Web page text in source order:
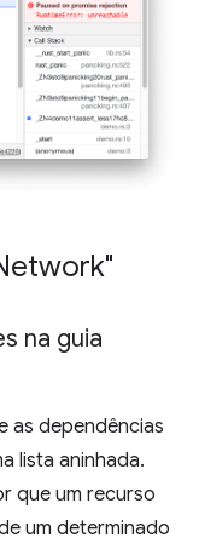
na guia
as dependências
lista aninhada.
que um recurso
um determinado